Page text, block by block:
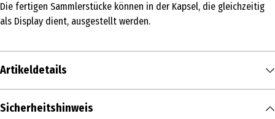
Die fertigen Sammlerstücke können in der Kapsel, die gleichzeitig
als Display dient, ausgestellt werden.
Artikeldetails
Inhalt
Sicherheitshinweis